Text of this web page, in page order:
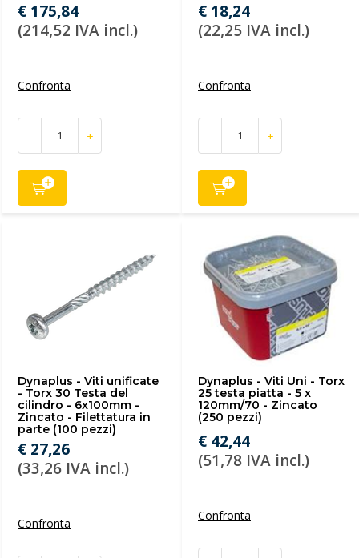
€ 175,84
(214,52 IVA incl.)
Confronta
- +
€ 18,24
(22,25 IVA incl.)
Confronta
- +
Dynaplus - Viti unificate
- Torx 30 Testa del
cilindro - 6x100mm -
Zincato - Filettatura in
parte (100 pezzi)
€ 27,26
(33,26 IVA incl.)
Confronta
Dynaplus - Viti Uni - Torx
25 testa piatta - 5 x
120mm/70 - Zincato
(250 pezzi)
€ 42,44
(51,78 IVA incl.)
Confronta